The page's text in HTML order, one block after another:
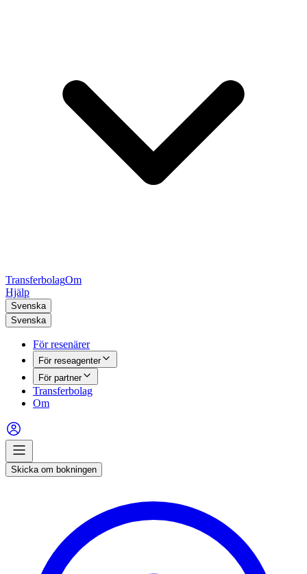
TransferbolagOm
Hjälp
Svenska
Svenska
För resenärer
För reseagenter
För partner
Transferbolag
Om
Skicka om bokningen